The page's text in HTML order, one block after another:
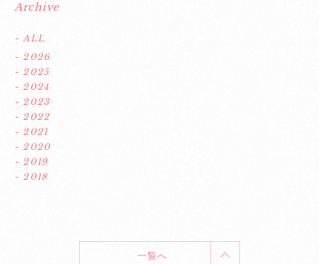
Archive
- ALL
- 2026
- 2025
- 2024
- 2023
- 2022
- 2021
- 2020
- 2019
- 2018
一覧へ